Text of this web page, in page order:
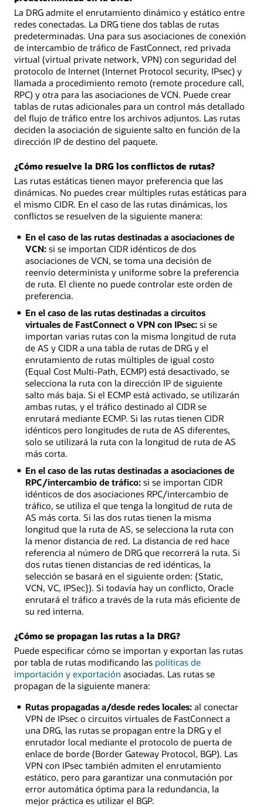
La DRG admite el enrutamiento dinámico y estático entre
redes conectadas. La DRG tiene dos tablas de rutas
predeterminadas. Una para sus asociaciones de conexión
de intercambio de tráfico de FastConnect, red privada
virtual (virtual private network, VPN) con seguridad del
protocolo de Internet (Internet Protocol security, IPsec) y
llamada a procedimiento remoto (remote procedure call,
RPC) y otra para las asociaciones de VCN. Puede crear
tablas de rutas adicionales para un control más detallado
del flujo de tráfico entre los archivos adjuntos. Las rutas
deciden la asociación de siguiente salto en función de la
dirección IP de destino del paquete.
¿Cómo resuelve la DRG los conflictos de rutas?
Las rutas estáticas tienen mayor preferencia que las
dinámicas. No puedes crear múltiples rutas estáticas para
el mismo CIDR. En el caso de las rutas dinámicas, los
conflictos se resuelven de la siguiente manera:
En el caso de las rutas destinadas a asociaciones de
VCN:si se importan CIDR idénticos de dos
asociaciones de VCN, se toma una decisión de
reenvío determinista y uniforme sobre la preferencia
de ruta. El cliente no puede controlar este orden de
preferencia.
En el caso de las rutas destinadas a circuitos
virtuales de FastConnect o VPN con IPsec:si se
importan varias rutas con la misma longitud de ruta
de AS y CIDR a una tabla de rutas de DRG y el
enrutamiento de rutas múltiples de igual costo
(Equal Cost Multi-Path, ECMP) está desactivado, se
selecciona la ruta con la dirección IP de siguiente
salto más baja. Si el ECMP está activado, se utilizarán
ambas rutas, y el tráfico destinado al CIDR se
enrutará mediante ECMP. Si las rutas tienen CIDR
idénticos pero longitudes de ruta de AS diferentes,
solo se utilizará la ruta con la longitud de ruta de AS
más corta.
En el caso de las rutas destinadas a asociaciones de
RPC/intercambio de tráfico:si se importan CIDR
idénticos de dos asociaciones RPC/intercambio de
tráfico, se utiliza el que tenga la longitud de ruta de
AS más corta. Si las dos rutas tienen la misma
longitud que la ruta de AS, se selecciona la ruta con
la menor distancia de red. La distancia de red hace
referencia al número de DRG que recorrerá la ruta. Si
dos rutas tienen distancias de red idénticas, la
selección se basará en el siguiente orden: {Static,
VCN, VC, IPSec}). Si todavía hay un conflicto, Oracle
enrutará el tráfico a través de la ruta más eficiente de
su red interna.
¿Cómo se propagan las rutas a la DRG?
Puede especificar cómo se importan y exportan las rutas
por tabla de rutas modificando las políticas de
importación y exportación asociadas. Las rutas se
propagan de la siguiente manera:
Rutas propagadas a/desde redes locales:al conectar
VPN de IPsec o circuitos virtuales de FastConnect a
una DRG, las rutas se propagan entre la DRG y el
enrutador local mediante el protocolo de puerta de
enlace de borde (Border Gateway Protocol, BGP). Las
VPN con IPsec también admiten el enrutamiento
estático, pero para garantizar una conmutación por
error automática óptima para la redundancia, la
mejor práctica es utilizar el BGP.